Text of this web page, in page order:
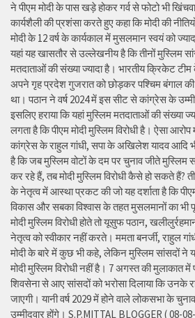
ने पीएम मोदी के पास खड़े होकर गर्व से फोटो भी
कार्यशैली की प्रशंसा करते हुए कहा कि मोदी की
मोदी के 12 वर्ष के कार्यकाल में मुसलमान स्वयं को
यहां यह खासतौर से उल्लेखनीय है कि तीनों मुस्लिम
मतदाताओं की संख्या ज्यादा है। भारतीय क्रिकेट
अपने गृह प्रदेश गुजरात को छोड़कर पश्चिम बंगाल
था। पठान ने वर्ष 2024 में इस सीट से कांग्रेस के
इसलिए हराया कि यहां मुस्लिम मतदाताओं की संख्या
लगता है कि पीएम मोदी मुस्लिम विरोधी है। ऐसा
कांग्रेस के राहुल गांधी, सपा के अखिलेश यादव आदि
है कि जब मुस्लिम वोटों के दम पर चुनाव जीते मुस्लिम
कर रहे हैं, तब मोदी मुस्लिम विरोधी कैसे हो सकते हैं?
के नेतृत्व में आस्था प्रकट की जो यह दर्शाता है कि
विकास और सबका विश्वास के तहत मुसलमानों का भी
मोदी मुस्लिम विरोधी होते तो यूसुफ पठान,
नेतृत्व को स्वीकार नहीं करते। ममता बनर्जी, राहुल
मोदी के बारे में कुछ भी कहे, लेकिन मुस्लिम सांसदों ने
मोदी मुस्लिम विरोधी नहीं है। 7 अगस्त की मुलाकात में
शिवसेना से आए सांसदों को भरोसा दिलाया कि उनके
जाएगी। यानी वर्ष 2029 में होने वाले लोकसभा के
उम्मीदवार होंगे। S.P.MITTAL BLOGGER ( 08-